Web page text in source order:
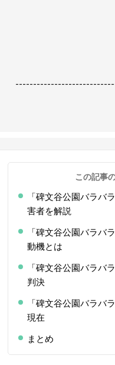
この記事
「碑文谷公園バラバ
害者を解説
「碑文谷公園バラバ
動機とは
「碑文谷公園バラバ
判決
「碑文谷公園バラバ
現在
まとめ